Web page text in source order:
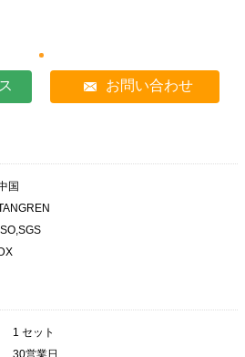
お問い合わせ
国
1 セット
30営業日